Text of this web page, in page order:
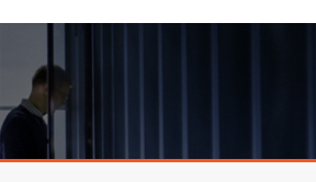
호남권연구본부